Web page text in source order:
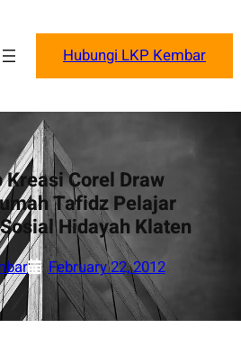
Hubungi LKP Kembar
Kreasi Corel Draw
Tafidz Pelajar
Hidayah Klaten
February 22, 2012